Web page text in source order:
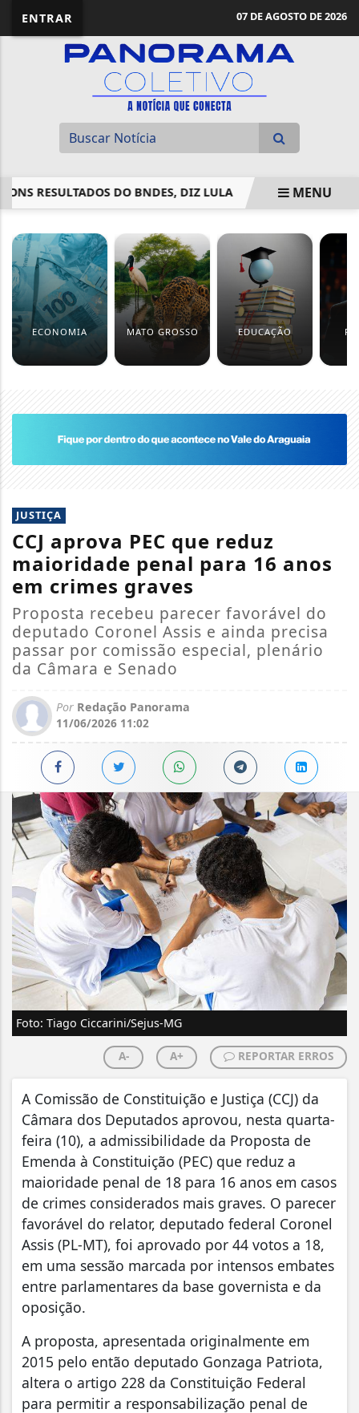
ENTRAR 07 DE AGOSTO DE 2026
DO BNDES, DIZ LULA BATALHÃOMENU
ECONOMIA MATO GROSSO EDUCAÇÃO
JUSTIÇA
CCJ aprova PEC que reduz
maioridade penal para 16 anos
em crimes graves
Proposta recebeu parecer favorável do
deputado Coronel Assis e ainda precisa
passar por comissão especial, plenário
da Câmara e Senado
Por Redação Panorama
11/06/2026 11:02
Foto: Tiago Ciccarini/Sejus-MG
A- A+ REPORTAR ERROS
A Comissão de Constituição e Justiça (CCJ) da
Câmara dos Deputados aprovou, nesta quarta-
feira (10), a admissibilidade da Proposta de
Emenda à Constituição (PEC) que reduz a
maioridade penal de 18 para 16 anos em casos
de crimes considerados mais graves. O parecer
favorável do relator, deputado federal Coronel
Assis (PL-MT), foi aprovado por 44 votos a 18,
em uma sessão marcada por intensos embates
entre parlamentares da base governista e da
oposição.
A proposta, apresentada originalmente em
2015 pelo então deputado Gonzaga Patriota,
altera o artigo 228 da Constituição Federal
para permitir a responsabilização penal de